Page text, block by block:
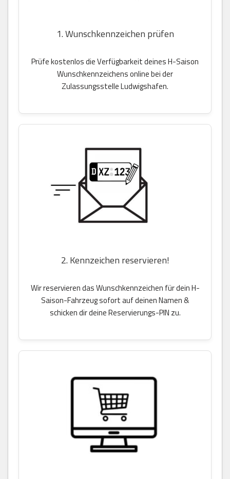
1. Wunschkennzeichen prüfen
Prüfe kostenlos die Verfügbarkeit deines H-Saison
Wunschkennzeichens online bei der
Zulassungsstelle Ludwigshafen.
2. Kennzeichen reservieren!
Wir reservieren das Wunschkennzeichen für dein H-
Saison-Fahrzeug sofort auf deinen Namen &
schicken dir deine Reservierungs-PIN zu.